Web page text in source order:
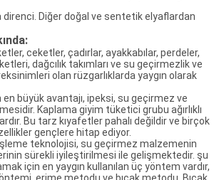
direnci. Diğer doğal ve sentetik elyaflardan
ceketler, çadırlar, ayakkabılar, perdeler,
dağcılık takımları ve su geçirmezlik ve
olan rüzgarlıklarda yaygın olarak
büyük avantajı, ipeksi, su geçirmez ve
Kaplama giyim tüketici grubu ağırlıklı
Bu tarz kıyafetler pahalı değildir ve birçok
gençlere hitap ediyor.
teknolojisi, su geçirmez malzemenin
sürekli iyileştirilmesi ile gelişmektedir. şu
için en yaygın kullanılan üç yöntem vardır,